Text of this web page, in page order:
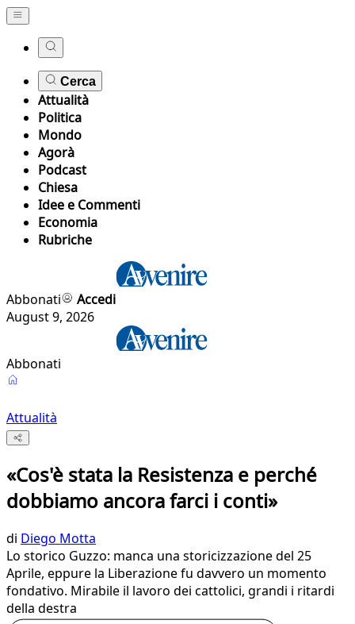
Cerca
Attualità
Politica
Mondo
Agorà
Podcast
Chiesa
Idee e Commenti
Economia
Rubriche
Abbonati
Accedi
August 9, 2026
Abbonati
Attualità
«Cos'è stata la Resistenza e perché
dobbiamo ancora farci i conti»
di Diego Motta
Lo storico Guzzo: manca una storicizzazione del 25
Aprile, eppure la Liberazione fu davvero un momento
fondativo. Mirabile il lavoro dei cattolici, grandi i ritardi
della destra